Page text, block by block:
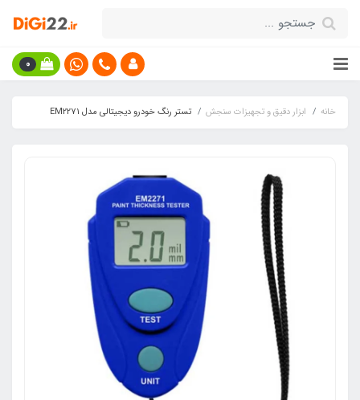
0
خانه ابزار دقیق و تجهیزات سنجش تستر رنگ خودرو دیجیتالی مدل EM2271